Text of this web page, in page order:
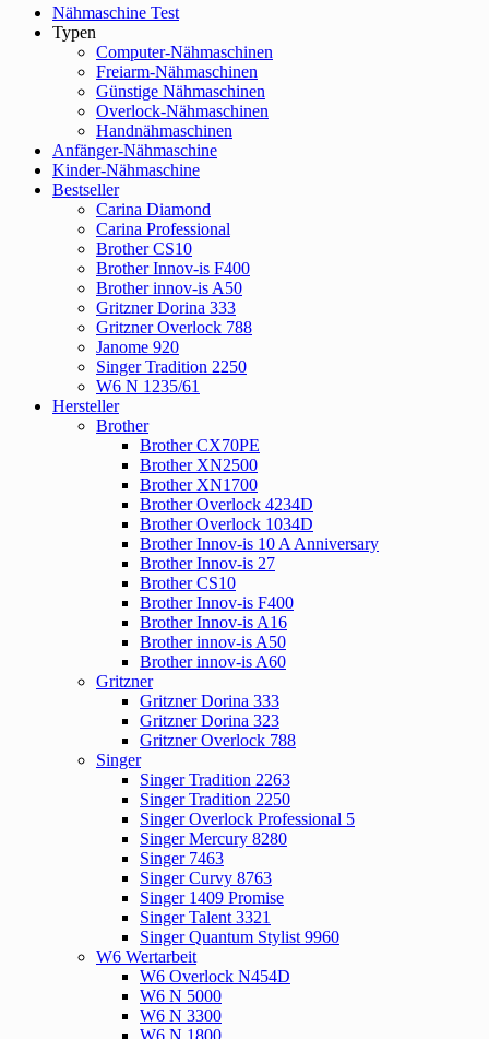
Close
Menu
Nähmaschine Test
Typen
Computer-Nähmaschinen
Freiarm-Nähmaschinen
Günstige Nähmaschinen
Overlock-Nähmaschinen
Handnähmaschinen
Anfänger-Nähmaschine
Kinder-Nähmaschine
Bestseller
Carina Diamond
Carina Professional
Brother CS10
Brother Innov-is F400
Brother innov-is A50
Gritzner Dorina 333
Gritzner Overlock 788
Janome 920
Singer Tradition 2250
W6 N 1235/61
Hersteller
Brother
Brother CX70PE
Brother XN2500
Brother XN1700
Brother Overlock 4234D
Brother Overlock 1034D
Brother Innov-is 10 A Anniversary
Brother Innov-is 27
Brother CS10
Brother Innov-is F400
Brother Innov-is A16
Brother innov-is A50
Brother innov-is A60
Gritzner
Gritzner Dorina 333
Gritzner Dorina 323
Gritzner Overlock 788
Singer
Singer Tradition 2263
Singer Tradition 2250
Singer Overlock Professional 5
Singer Mercury 8280
Singer 7463
Singer Curvy 8763
Singer 1409 Promise
Singer Talent 3321
Singer Quantum Stylist 9960
W6 Wertarbeit
W6 Overlock N454D
W6 N 5000
W6 N 3300
W6 N 1800